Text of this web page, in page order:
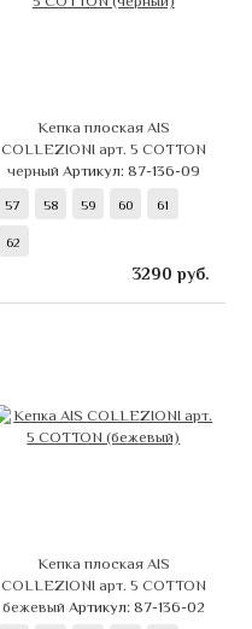
Кепка плоская AIS
COLLEZIONI арт. 5 COTTON
черный Артикул: 87-136-09
57 58 59 60 61
62
3290 руб.
Кепка плоская AIS
COLLEZIONI арт. 5 COTTON
бежевый Артикул: 87-136-02